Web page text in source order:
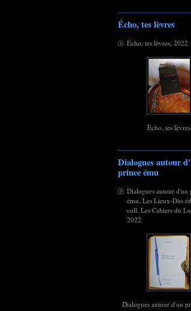
Écho, tes lèvres
Écho, tes lèvres, 2022
Écho, tes lèvres
Dialogues autour
prince ému
Dialogues autour d'un
ému, Les Lieux-Dits
coll. Les Cahiers du
2022
Dialogues autour d'un